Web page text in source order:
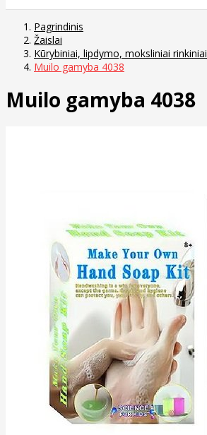
Pagrindinis
Žaislai
Kūrybiniai, lipdymo, moksliniai rinkiniai
Muilo gamyba 4038
Muilo gamyba 4038